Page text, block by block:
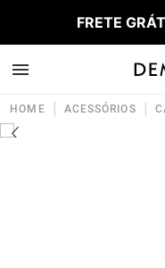
FRETE
HOME ACESSÓRIOS